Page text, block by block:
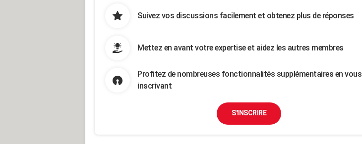
Suivez vos discussions facilement et obtenez plus de réponses
Mettez en avant votre expertise et aidez les autres membres
Profitez de nombreuses fonctionnalités supplémentaires en vous
inscrivant
S'INSCRIRE